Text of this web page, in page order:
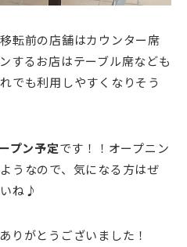
転前の店舗はカウンター席
するお店はテーブル席なども
でも利用しやすくなりそう
プン予定です！！オープニン
うなので、気になる方はぜ
ね♪
りがとうございました！